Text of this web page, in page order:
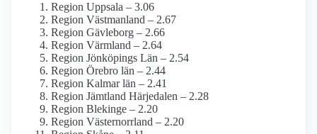
Region Uppsala – 3.06
Region Västmanland – 2.67
Region Gävleborg – 2.66
Region Värmland – 2.64
Region Jönköpings Län – 2.54
Region Örebro län – 2.44
Region Kalmar län – 2.41
Region Jämtland Härjedalen – 2.28
Region Blekinge – 2.20
Region Västernorrland – 2.20